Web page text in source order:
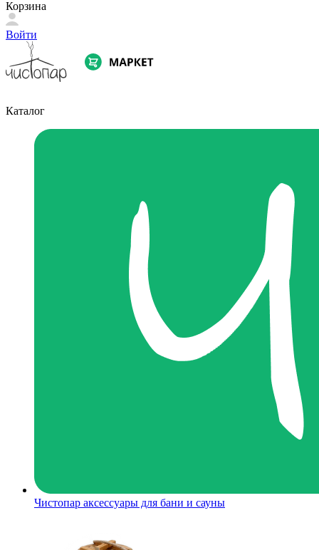
Корзина
Войти
Каталог
Чистопар аксессуары для бани и сауны